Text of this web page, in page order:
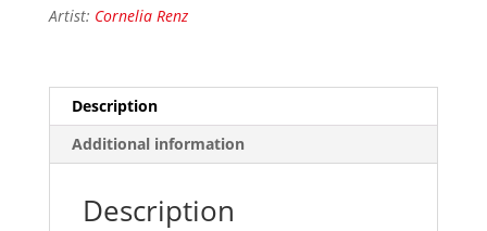
Artist: Cornelia Renz
Description
Additional information
Description